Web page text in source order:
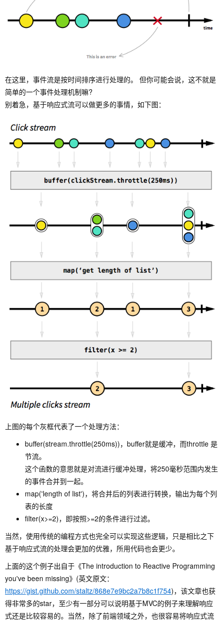
在这里，事件流是按时间排序进行处理的。 但你可能会说，这不就是
简单的一个事件处理机制嘛?
别着急，基于响应式流可以做更多的事情，如下图：
上图的每个灰框代表了一个处理方法：
buffer(stream.throttle(250ms))，buffer就是缓冲，而throttle 是
节流。
这个函数的意思就是对流进行缓冲处理，将250毫秒范围内发生
的事件合并到一起。
map('length of list')，将合并后的列表进行转换，输出为每个列
表的长度
filter(x>=2)，即按照>=2的条件进行过滤。
当然，使用传统的编程方式也完全可以实现这些逻辑，只是相比之下
基于响应式流的处理会更加的优雅，所用代码也会更少。
上面的这个例子出自于《The introduction to Reactive Programming
you've been missing》(英文原文：
https://gist.github.com/staltz/868e7e9bc2a7b8c1f754)，该文章也获
得非常多的star，至少有一部分可以说明基于MVC的例子来理解响应
式还是比较容易的。当然，除了前端领域之外，也很容易将响应式流